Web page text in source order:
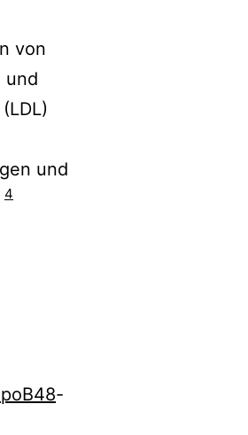
von
und
und
4
-